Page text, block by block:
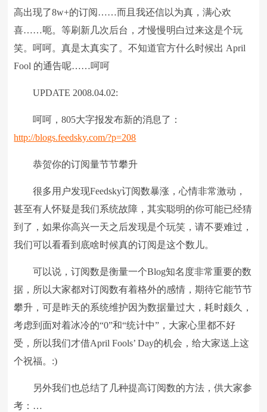
高出现了8w+的订阅……而且我还信以为真，满心欢
喜……呃。等刷新几次后台，才慢慢明白过来这是个玩
笑。呵呵。真是太真实了。不知道官方什么时候出 April
Fool 的通告呢……呵呵
UPDATE 2008.04.02:
呵呵，805大字报发布新的消息了：
http://blogs.feedsky.com/?p=208
恭贺你的订阅量节节攀升
很多用户发现Feedsky订阅数暴涨，心情非常激动，
甚至有人怀疑是我们系统故障，其实聪明的你可能已经猜
到了，如果你高兴一天之后发现是个玩笑，请不要难过，
我们可以看看到底啥时候真的订阅是这个数儿。
可以说，订阅数是衡量一个Blog知名度非常重要的数
据，所以大家都对订阅数有着格外的感情，期待它能节节
攀升，可是昨天的系统维护因为数据量过大，耗时颇久，
考虑到面对着冰冷的“0”和“统计中”，大家心里都不好
受，所以我们才借April Fools’ Day的机会，给大家送上这
个祝福。:)
另外我们也总结了几种提高订阅数的方法，供大家参
考：…